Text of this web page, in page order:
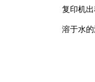
复印机
溶于水